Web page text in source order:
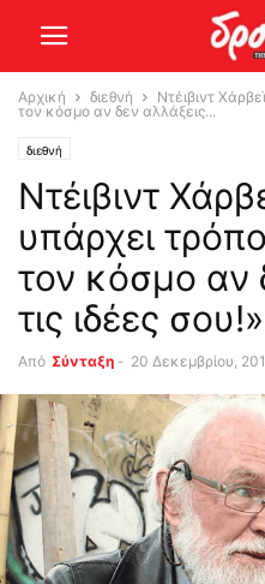
Αρχική διεθνή
Ντέιβιντ
τον κόσμο αν δεν αλλάξεις...
διεθνή
Ντέιβιντ
υπάρχει
τον κόσμο αν
τις ιδέες σου!»
Από Σύνταξη - 20 Δεκεμβρίου,